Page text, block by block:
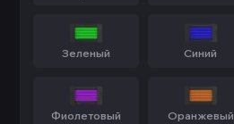
Зеленый Синий
Фиолетовый Оранжевый